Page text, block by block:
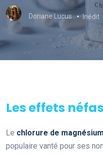
Doriane Lucus Inédit
Les effets
Le chlorure de magnésium
populaire vanté pour ses